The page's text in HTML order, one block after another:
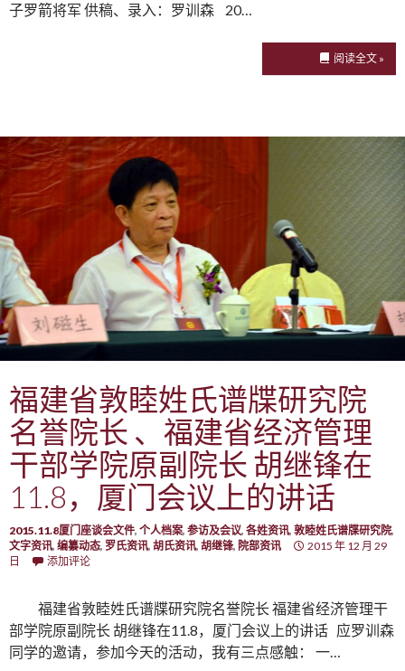
子罗箭将军 供稿、录入：罗训森 20…
阅读全文 »
福建省敦睦姓氏谱牒研究院
名誉院长 、福建省经济管理
干部学院原副院长 胡继锋在
11.8，厦门会议上的讲话
2015.11.8厦门座谈会文件, 个人档案, 参访及会议, 各姓资讯, 敦睦姓氏谱牒研究院,
文字资讯, 编纂动态, 罗氏资讯, 胡氏资讯, 胡继锋, 院部资讯
2015 年 12 月 29
日
添加评论
福建省敦睦姓氏谱牒研究院名誉院长 福建省经济管理干
部学院原副院长 胡继锋在11.8，厦门会议上的讲话 应罗训森
同学的邀请，参加今天的活动，我有三点感触： 一…